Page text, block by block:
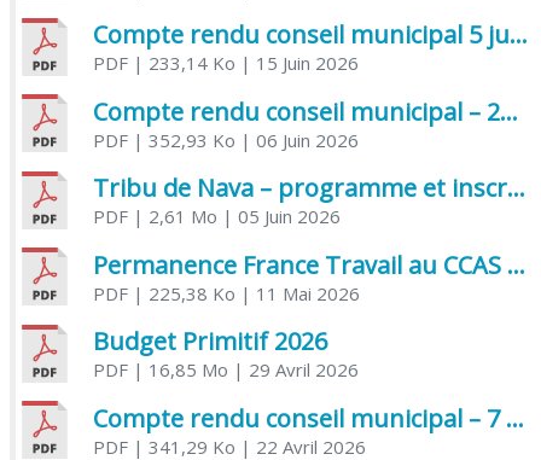
Compte rendu conseil municipal 5 juin 2026 sénatoriale
PDF| 233,14 Ko | 15 Juin 2026
Compte rendu conseil municipal – 21 avril 2026
PDF| 352,93 Ko | 06 Juin 2026
Tribu de Nava – programme et inscriptions été 2026
PDF| 2,61 Mo | 05 Juin 2026
Permanence France Travail au CCAS de Saujon Juin 2026
PDF| 225,38 Ko | 11 Mai 2026
Budget Primitif 2026
PDF| 16,85 Mo | 29 Avril 2026
Compte rendu conseil municipal – 7 avril 2026
PDF| 341,29 Ko | 22 Avril 2026